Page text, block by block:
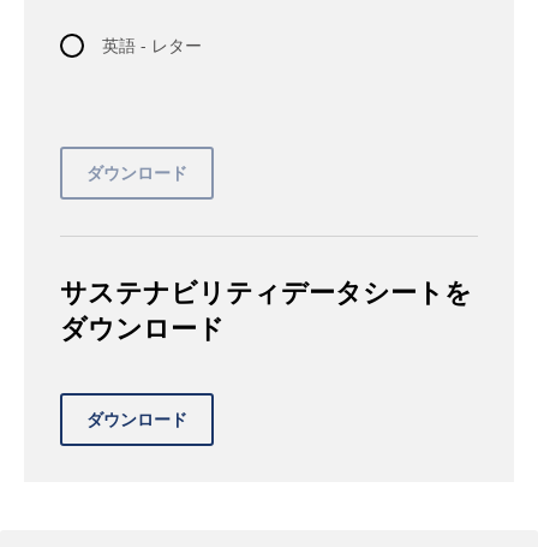
英語 - レター
サステナビリティデータシートを
ダウンロード